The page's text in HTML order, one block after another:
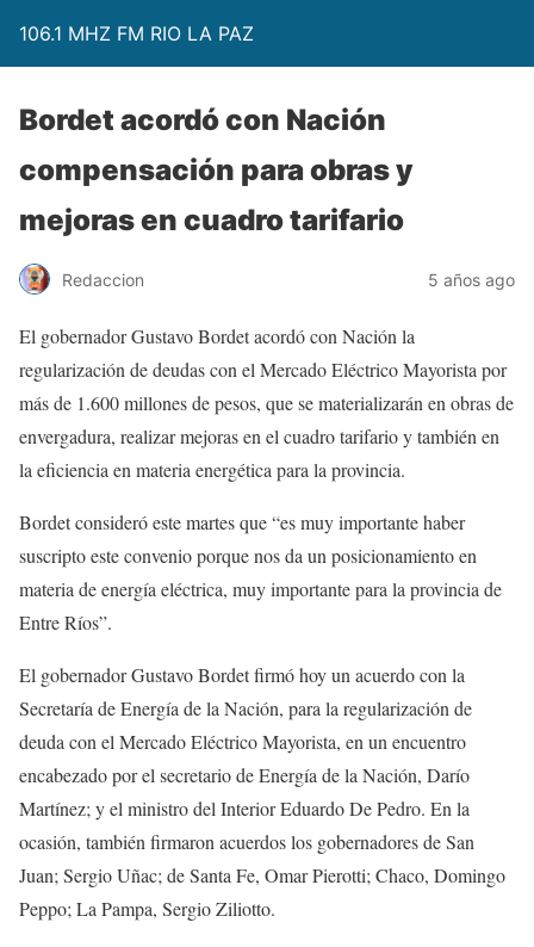
106.1 MHZ FM RIO LA PAZ
Bordet acordó con Nación
compensación para obras y
mejoras en cuadro tarifario
Redaccion 5 años ago
El gobernador Gustavo Bordet acordó con Nación la
regularización de deudas con el Mercado Eléctrico Mayorista por
más de 1.600 millones de pesos, que se materializarán en obras de
envergadura, realizar mejoras en el cuadro tarifario y también en
la eficiencia en materia energética para la provincia.
Bordet consideró este martes que “es muy importante haber
suscripto este convenio porque nos da un posicionamiento en
materia de energía eléctrica, muy importante para la provincia de
Entre Ríos”.
El gobernador Gustavo Bordet firmó hoy un acuerdo con la
Secretaría de Energía de la Nación, para la regularización de
deuda con el Mercado Eléctrico Mayorista, en un encuentro
encabezado por el secretario de Energía de la Nación, Darío
Martínez; y el ministro del Interior Eduardo De Pedro. En la
ocasión, también firmaron acuerdos los gobernadores de San
Juan; Sergio Uñac; de Santa Fe, Omar Pierotti; Chaco, Domingo
Peppo; La Pampa, Sergio Ziliotto.